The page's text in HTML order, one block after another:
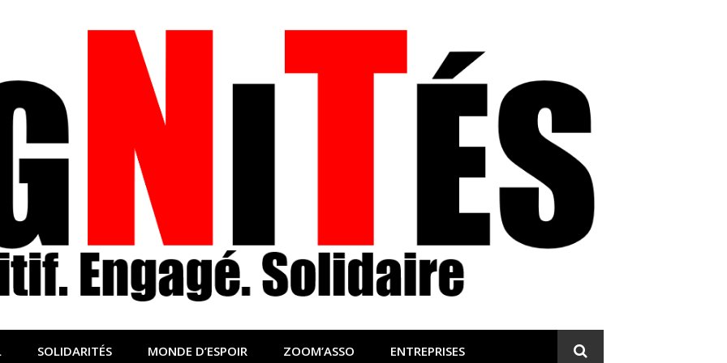
sociale, solidaire et engagée
SOLIDARITÉS MONDE D’ESPOIR ZOOM’ASSO ENTREPRISES